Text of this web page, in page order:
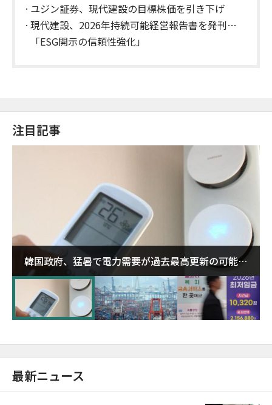
ユジン証券、現代建設の目標株価を引き下げ
現代建設、2026年持続可能経営報告書を発刊…
「ESG開示の信頼性強化」
注目記事
韓国政府、猛暑で電力需要が過去最高更新の可能性
に需給対応体制を点検
最新ニュース